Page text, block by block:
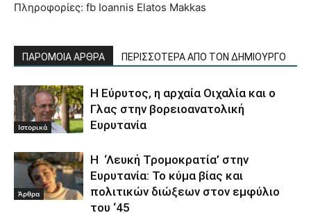
Πληροφορίες: fb Ioannis Elatos Makkas
ΠΑΡΟΜΟΙΑ ΑΡΘΡΑ ΠΕΡΙΣΣΟΤΕΡΑ ΑΠΟ ΤΟΝ ΔΗΜΙΟΥΡΓΟ
Ιστορικά
Η Εύρυτος, η αρχαία Οιχαλία και ο
Γλας στην βορειοανατολική
Ευρυτανία
Άρθρα
Η ‘Λευκή Τρομοκρατία’ στην
Ευρυτανία: Το κύμα βίας και
πολιτικών διώξεων στον εμφύλιο
του ‘45